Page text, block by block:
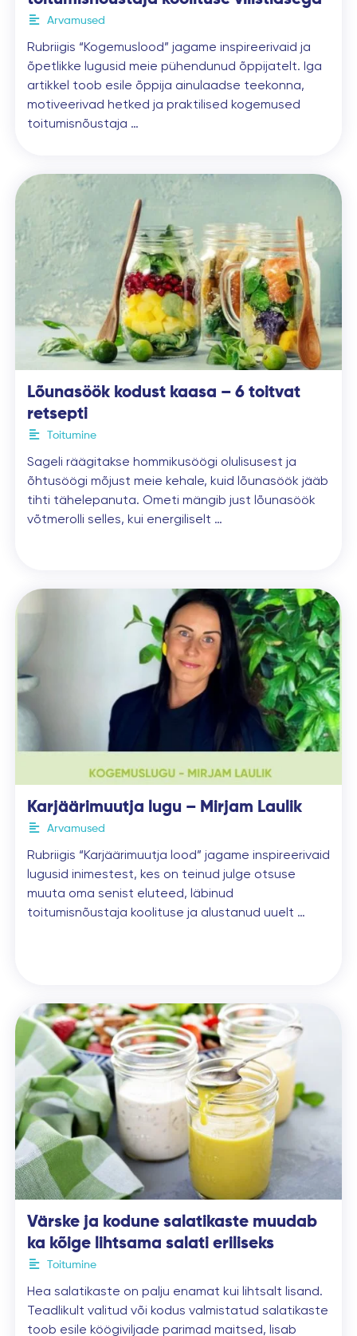
Arvamused
Rubriigis “Kogemuslood” jagame inspireerivaid ja
õpetlikke lugusid meie pühendunud õppijatelt. Iga
artikkel toob esile õppija ainulaadse teekonna,
motiveerivad hetked ja praktilised kogemused
toitumisnõustaja …
Lõunasöök kodust kaasa – 6 toitvat
retsepti
Toitumine
Sageli räägitakse hommikusöögi olulisusest ja
õhtusöögi mõjust meie kehale, kuid lõunasöök jääb
tihti tähelepanuta. Ometi mängib just lõunasöök
võtmerolli selles, kui energiliselt …
Karjäärimuutja lugu – Mirjam Laulik
Arvamused
Rubriigis “Karjäärimuutja lood” jagame inspireerivaid
lugusid inimestest, kes on teinud julge otsuse
muuta oma senist eluteed, läbinud
toitumisnõustaja koolituse ja alustanud uuelt …
Värske ja kodune salatikaste muudab
ka kõige lihtsama salati eriliseks
Toitumine
Hea salatikaste on palju enamat kui lihtsalt lisand.
Teadlikult valitud või kodus valmistatud salatikaste
toob esile köögiviljade parimad maitsed, lisab